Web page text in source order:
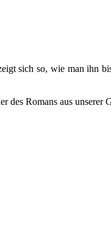
sich so, wie man ihn
des Romans aus unserer